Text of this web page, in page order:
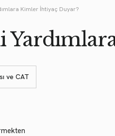
Kimler İhtiyaç Duyar?
ve CAT